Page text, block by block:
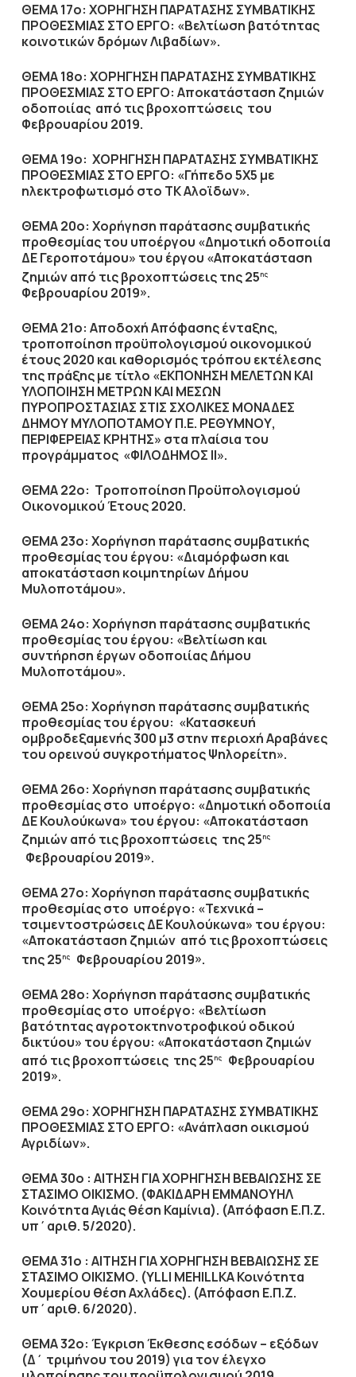
ΘΕΜΑ 17ο: ΧΟΡΗΓΗΣΗ ΠΑΡΑΤΑΣΗΣ ΣΥΜΒΑΤΙΚΗΣ
ΠΡΟΘΕΣΜΙΑΣ ΣΤΟ ΕΡΓΟ: «Βελτίωση βατότητας
κοινοτικών δρόμων Λιβαδίων».
ΘΕΜΑ 18ο: ΧΟΡΗΓΗΣΗ ΠΑΡΑΤΑΣΗΣ ΣΥΜΒΑΤΙΚΗΣ
ΠΡΟΘΕΣΜΙΑΣ ΣΤΟ ΕΡΓΟ: Αποκατάσταση ζημιών
οδοποιίας από τις βροχοπτώσεις του
Φεβρουαρίου 2019.
ΘΕΜΑ 19ο: ΧΟΡΗΓΗΣΗ ΠΑΡΑΤΑΣΗΣ ΣΥΜΒΑΤΙΚΗΣ
ΠΡΟΘΕΣΜΙΑΣ ΣΤΟ ΕΡΓΟ: «Γήπεδο 5Χ5 με
ηλεκτροφωτισμό στο ΤΚ Αλοϊδων».
ΘΕΜΑ 20ο: Xορήγηση παράτασης συμβατικής
προθεσμίας του υποέργου «Δημοτική οδοποιία
ΔΕ Γεροποτάμου» του έργου «Αποκατάσταση
ζημιών από τις βροχοπτώσεις της 25ης
Φεβρουαρίου 2019».
ΘΕΜΑ 21ο: Αποδοχή Απόφασης ένταξης,
τροποποίηση προϋπολογισμού οικονομικού
έτους 2020 και καθορισμός τρόπου εκτέλεσης
της πράξης με τίτλο «ΕΚΠΟΝΗΣΗ ΜΕΛΕΤΩΝ ΚΑΙ
ΥΛΟΠΟΙΗΣΗ ΜΕΤΡΩΝ ΚΑΙ ΜΕΣΩΝ
ΠΥΡΟΠΡΟΣΤΑΣΙΑΣ ΣΤΙΣ ΣΧΟΛΙΚΕΣ ΜΟΝΑΔΕΣ
ΔΗΜΟΥ ΜΥΛΟΠΟΤΑΜΟΥ Π.Ε. ΡΕΘΥΜΝΟΥ,
ΠΕΡΙΦΕΡΕΙΑΣ ΚΡΗΤΗΣ» στα πλαίσια του
προγράμματος «ΦΙΛΟΔΗΜΟΣ ΙΙ».
ΘΕΜΑ 22ο: Τροποποίηση Προϋπολογισμού
Οικονομικού Έτους 2020.
ΘΕΜΑ 23ο: Χορήγηση παράτασης συμβατικής
προθεσμίας του έργου: «Διαμόρφωση και
αποκατάσταση κοιμητηρίων Δήμου
Μυλοποτάμου».
ΘΕΜΑ 24ο: Χορήγηση παράτασης συμβατικής
προθεσμίας του έργου: «Βελτίωση και
συντήρηση έργων οδοποιίας Δήμου
Μυλοποτάμου».
ΘΕΜΑ 25ο: Χορήγηση παράτασης συμβατικής
προθεσμίας του έργου: «Κατασκευή
ομβροδεξαμενής 300 μ3 στην περιοχή Αραβάνες
του ορεινού συγκροτήματος Ψηλορείτη».
ΘΕΜΑ 26ο: Χορήγηση παράτασης συμβατικής
προθεσμίας στο υποέργο: «Δημοτική οδοποιία
ΔΕ Κουλούκωνα» του έργου: «Αποκατάσταση
ζημιών από τις βροχοπτώσεις της 25ης
Φεβρουαρίου 2019».
ΘΕΜΑ 27ο: Χορήγηση παράτασης συμβατικής
προθεσμίας στο υποέργο: «Τεχνικά –
τσιμεντοστρώσεις ΔΕ Κουλούκωνα» του έργου:
«Αποκατάσταση ζημιών από τις βροχοπτώσεις
της 25ης
Φεβρουαρίου 2019».
ΘΕΜΑ 28ο: Χορήγηση παράτασης συμβατικής
προθεσμίας στο υποέργο: «Βελτίωση
βατότητας αγροτοκτηνοτροφικού οδικού
δικτύου» του έργου: «Αποκατάσταση ζημιών
από τις βροχοπτώσεις της 25ης
Φεβρουαρίου
2019».
ΘΕΜΑ 29ο: ΧΟΡΗΓΗΣΗ ΠΑΡΑΤΑΣΗΣ ΣΥΜΒΑΤΙΚΗΣ
ΠΡΟΘΕΣΜΙΑΣ ΣΤΟ ΕΡΓΟ: «Ανάπλαση οικισμού
Αγριδίων».
ΘΕΜΑ 30ο : ΑΙΤΗΣΗ ΓΙΑ ΧΟΡΗΓΗΣΗ ΒΕΒΑΙΩΣΗΣ ΣΕ
ΣΤΑΣΙΜΟ ΟΙΚΙΣΜΟ. (ΦΑΚΙΔΑΡΗ ΕΜΜΑΝΟΥΗΛ
Κοινότητα Αγιάς θέση Καμίνια). (Απόφαση Ε.Π.Ζ.
υπ΄αριθ. 5/2020).
ΘΕΜΑ 31ο : ΑΙΤΗΣΗ ΓΙΑ ΧΟΡΗΓΗΣΗ ΒΕΒΑΙΩΣΗΣ ΣΕ
ΣΤΑΣΙΜΟ ΟΙΚΙΣΜΟ. (YLLI MEHILLKA Κοινότητα
Χουμερίου θέση Αχλάδες). (Απόφαση Ε.Π.Ζ.
υπ΄αριθ. 6/2020).
ΘΕΜΑ 32ο: Έγκριση Έκθεσης εσόδων – εξόδων
(Δ΄ τριμήνου του 2019) για τον έλεγχο